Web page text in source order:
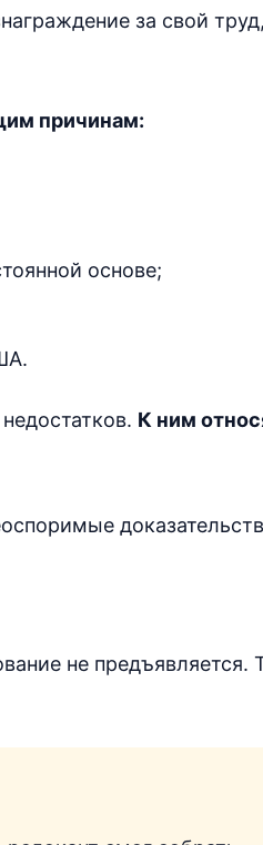
за свой труд,
причинам:
основе;
К ним
не предъявляется.